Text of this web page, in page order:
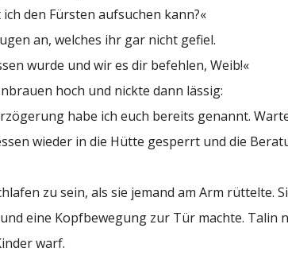
den Fürsten aufsuchen kann?«
an, welches ihr gar nicht gefiel.
wurde und wir es dir befehlen, Weib!«
hoch und nickte dann lässig:
habe ich euch bereits genannt.
wieder in die Hütte gesperrt und die
zu sein, als sie jemand am Arm rüttelte.
eine Kopfbewegung zur Tür machte. Talin
warf.